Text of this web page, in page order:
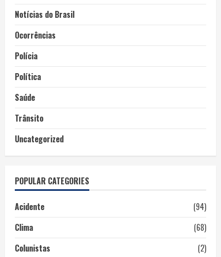
Notícias do Brasil
Ocorrências
Polícia
Política
Saúde
Trânsito
Uncategorized
POPULAR CATEGORIES
Acidente
(94)
Clima
(68)
Colunistas
(2)